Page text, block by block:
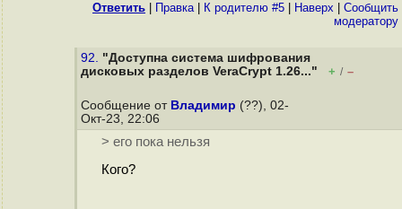
Ответить Правка| К родителю #5 Наверх
Cообщить
модератору
92. "Доступна система шифрования
дисковых разделов VeraCrypt 1.26..."
+ / –
Сообщение от Владимир (??), 02-
Окт-23, 22:06
> его пока нельзя
Кого?